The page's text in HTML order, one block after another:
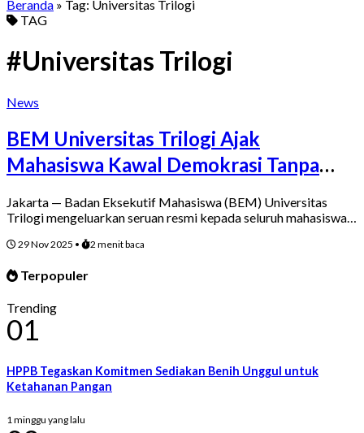
Beranda » Tag: Universitas Trilogi
TAG
#Universitas Trilogi
News
BEM Universitas Trilogi Ajak
Mahasiswa Kawal Demokrasi Tanpa
Jakarta — Badan Eksekutif Mahasiswa (BEM) Universitas
Trilogi mengeluarkan seruan resmi kepada seluruh mahasiswa…
29 Nov 2025 • 2 menit baca
Terpopuler
Trending
01
HPPB Tegaskan Komitmen Sediakan Benih Unggul untuk
Ketahanan Pangan
1 minggu yang lalu